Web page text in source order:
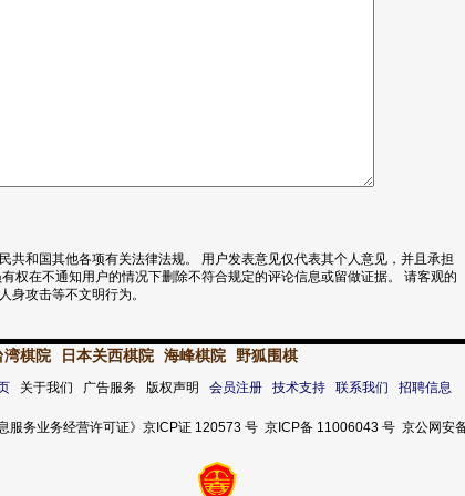
共和国其他各项有关法律法规。 用户发表意见仅代表其个人意见，并且承担
权在不通知用户的情况下删除不符合规定的评论信息或留做证据。 请客观的
身攻击等不文明行为。
湾棋院 日本关西棋院 海峰棋院 野狐围棋
关于我们 广告服务 版权声明 会员注册 技术支持 联系我们 招聘信息
服务业务经营许可证》京ICP证 120573 号 京ICP备 11006043 号 京公网安